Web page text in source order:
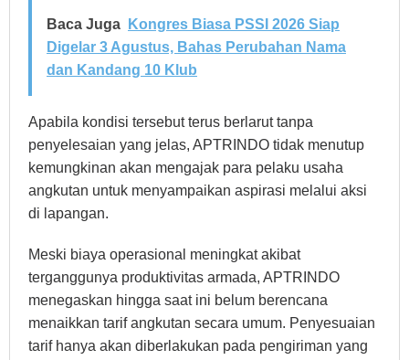
Baca Juga
Kongres Biasa PSSI 2026 Siap
Digelar 3 Agustus, Bahas Perubahan Nama
dan Kandang 10 Klub
Apabila kondisi tersebut terus berlarut tanpa
penyelesaian yang jelas, APTRINDO tidak menutup
kemungkinan akan mengajak para pelaku usaha
angkutan untuk menyampaikan aspirasi melalui aksi
di lapangan.
Meski biaya operasional meningkat akibat
terganggunya produktivitas armada, APTRINDO
menegaskan hingga saat ini belum berencana
menaikkan tarif angkutan secara umum. Penyesuaian
tarif hanya akan diberlakukan pada pengiriman yang